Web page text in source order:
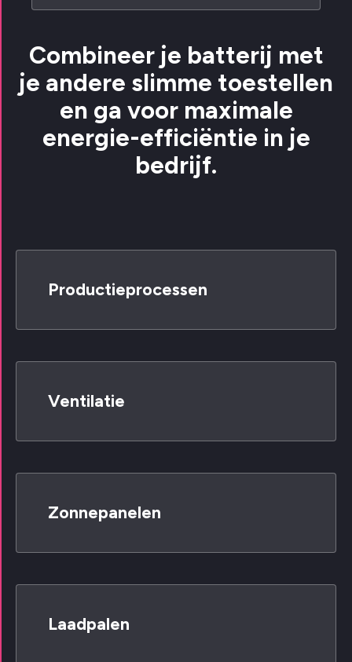
Combineer je batterij met
je andere slimme toestellen
en ga voor maximale
energie-efficiëntie in je
bedrijf.
Productieprocessen
Ventilatie
Zonnepanelen
Laadpalen